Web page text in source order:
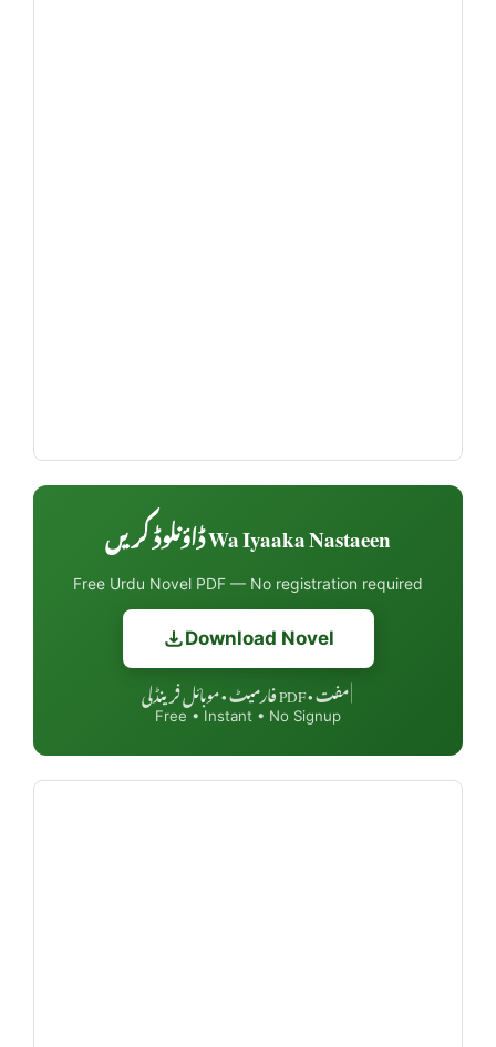
Wa Iyaaka Nastaeen ڈاؤنلوڈ کریں
Free Urdu Novel PDF — No registration required
Download Novel
مفت • PDF فارمیٹ • موبائل فرینڈلی
Free • Instant • No Signup